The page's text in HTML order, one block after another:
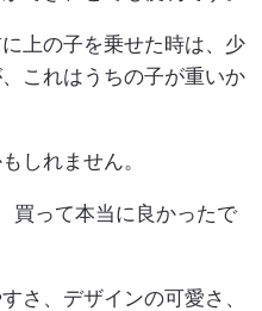
上の子を乗せた時は、少
これはうちの子が重いか
しれません。
買って本当に良かったで
さ、デザインの可愛さ、